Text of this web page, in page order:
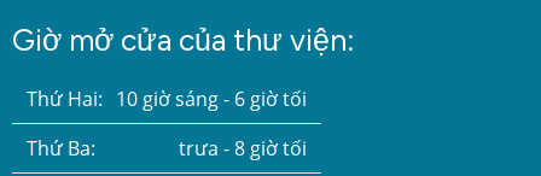
Giờ mở cửa của thư viện:
Thứ Hai: 10 giờ sáng - 6 giờ tối
Thứ Ba:
trưa - 8 giờ tối